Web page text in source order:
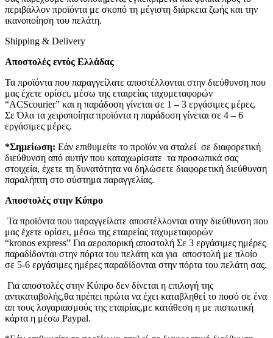
περιβάλλον προϊόντα με σκοπό τη μέγιστη διάρκεια ζωής και την
ικανοποίηση του πελάτη.
Shipping & Delivery
Αποστολές εντός Ελλάδας
Τα προϊόντα που παραγγείλατε αποστέλλονται στην διεύθυνση που
μας έχετε ορίσει, μέσω της εταιρείας ταχυμεταφορών
“ACScourier” και η παράδοση γίνεται σε 1 – 3 εργάσιμες μέρες.
Σε Όλα τα χειροποίητα προϊόντα η παράδοση γίνεται σε 4 – 6
εργάσιμες μέρες.
*Σημείωση: Εάν επιθυμείτε το προϊόν να σταλεί σε διαφορετική
διεύθυνση από αυτήν που καταχωρίσατε τα προσωπικά σας
στοιχεία, έχετε τη δυνατότητα να δηλώσετε διαφορετική διεύθυνση
παραλήπτη στο σύστημα παραγγελίας.
Αποστολές στην Κύπρο
Τα προϊόντα που παραγγείλατε αποστέλλονται στην διεύθυνση που
μας έχετε ορίσει, μέσω της εταιρείας ταχυμεταφορών
“kronos express” Για αεροπορική αποστολή Σε 3 εργάσιμες ημέρες
παραδίδονται στην πόρτα του πελάτη και για αποστολή με πλοίο
σε 5-6 εργάσιμες ημέρες παραδίδονται στην πόρτα του πελάτη σας.
Για αποστολές στην Κύπρο δεν δίνεται η επιλογή της
αντικαταβολής,θα πρέπει πρώτα να έχει καταβληθεί το ποσό σε ένα
απ τους λογαριασμούς της εταιρίας,με κατάθεση η με πιστωτική
κάρτα η μέσω Paypal.